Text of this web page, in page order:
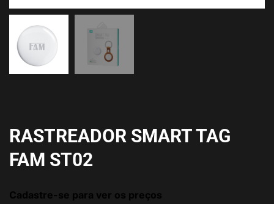
RASTREADOR SMART TAG
FAM ST02
Cadastre-se para ver os preços